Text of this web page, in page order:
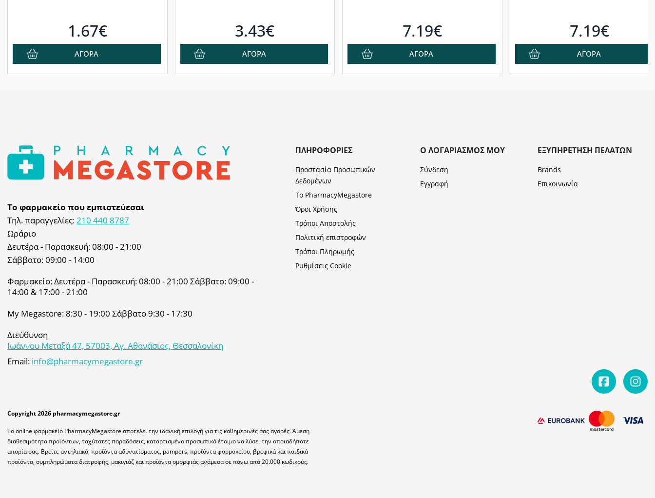
1.67€
ΑΓΟΡΑ
3.43€
ΑΓΟΡΑ
7.19€
ΑΓΟΡΑ
7.19€
ΑΓΟΡΑ
Το φαρμακείο που εμπιστεύεσαι
Τηλ. παραγγελίες:210 440 8787
Ωράριο
Δευτέρα - Παρασκευή: 08:00 - 21:00
Σάββατο: 09:00 - 14:00
Φαρμακείο: Δευτέρα - Παρασκευή: 08:00 - 21:00 Σάββατο: 09:00 -
14:00 & 17:00 - 21:00
My Megastore: 8:30 - 19:00 Σάββατο 9:30 - 17:30
Διεύθυνση
Ιωάννου Μεταξά 47, 57003, Αγ. Αθανάσιος, Θεσσαλονίκη
Email: info@pharmacymegastore.gr
ΠΛΗΡΟΦΟΡΊΕΣ
Προστασία Προσωπικών
Δεδομένων
Το PharmacyMegastore
Όροι Χρήσης
Τρόποι Αποστολής
Πολιτική επιστροφών
Τρόποι Πληρωμής
Ρυθμίσεις Cookie
Ο ΛΟΓΑΡΙΑΣΜΌΣ ΜΟΥ
Σύνδεση
Εγγραφή
ΕΞΥΠΗΡΈΤΗΣΗ ΠΕΛΑΤΏΝ
Brands
Επικοινωνία
Copyright 2026 pharmacymegastore.gr
Το online φαρμακείο PharmacyMegastore αποτελεί την ιδανική επιλογή για τις καθημερινές σας αγορές. Άμεση
διαθεσιμότητα προϊόντων, ταχύτατες παραδόσεις, καταρτισμένο προσωπικό έτοιμο να λύσει την οποιαδήποτε
απορία σας. Βρείτε αντηλιακά, προϊόντα αδυνατίσματος, pampers, προϊόντα φαρμακείου, βρεφικά και παιδικά
προϊόντα, συμπληρώματα διατροφής, μακιγιάζ και προϊόντα ομορφιάς ανάμεσα σε πάνω από 20.000 κωδικούς.